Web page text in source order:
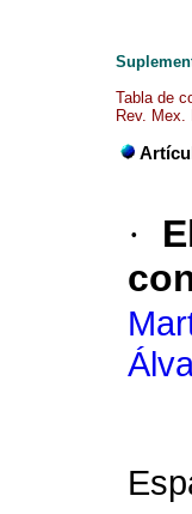
Tabla de
Rev.
·